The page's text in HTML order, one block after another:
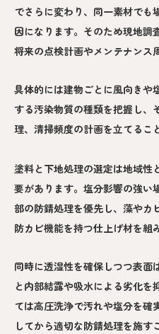
でさらに変わり、同一素材でも
因になります。そのため現地調
将来の点検計画やメンテナンス
具体的には建物ごとに風向きや
する汚染物質の種類を把握し、
理、清掃頻度の計画を立てるこ
塗料と下地処理の選定は地域性
要があります。塩分影響の強い
部の防錆処理を優先し、藻やカ
防カビ機能を持つ仕上げ材を組
同時に透湿性を確保しつつ表面
と内部結露や吸水による劣化を
ては高圧洗浄で汚れや塩分を確
してから適切な防錆処理を施す